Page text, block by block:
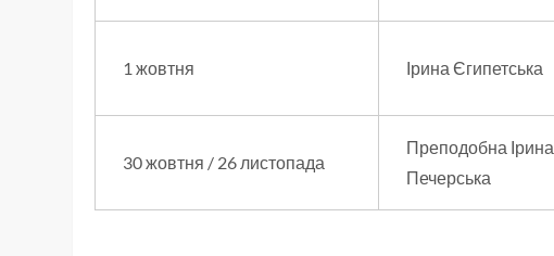
1 жовтня Ірина Єгипетська
30 жовтня / 26 листопада
Преподобна Ірина
Печерська